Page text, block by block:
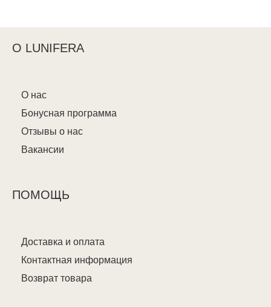
О LUNIFERA
О нас
Бонусная программа
Отзывы о нас
Вакансии
ПОМОЩЬ
Доставка и оплата
Контактная информация
Возврат товара